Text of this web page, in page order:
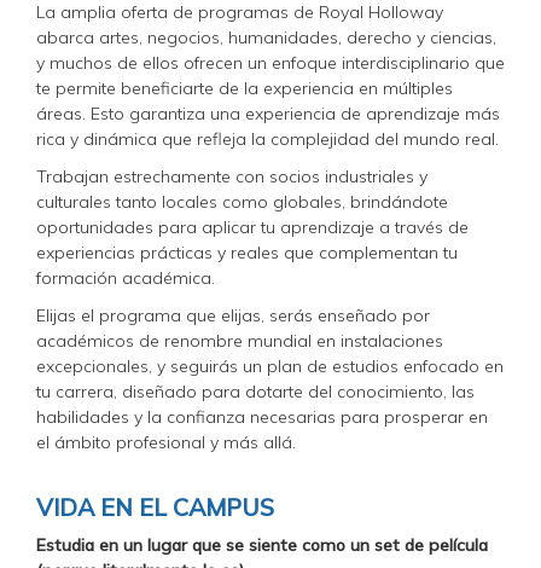
La amplia oferta de programas de Royal Holloway
abarca artes, negocios, humanidades, derecho y ciencias,
y muchos de ellos ofrecen un enfoque interdisciplinario que
te permite beneficiarte de la experiencia en múltiples
áreas. Esto garantiza una experiencia de aprendizaje más
rica y dinámica que refleja la complejidad del mundo real.
Trabajan estrechamente con socios industriales y
culturales tanto locales como globales, brindándote
oportunidades para aplicar tu aprendizaje a través de
experiencias prácticas y reales que complementan tu
formación académica.
Elijas el programa que elijas, serás enseñado por
académicos de renombre mundial en instalaciones
excepcionales, y seguirás un plan de estudios enfocado en
tu carrera, diseñado para dotarte del conocimiento, las
habilidades y la confianza necesarias para prosperar en
el ámbito profesional y más allá.
VIDA EN EL CAMPUS
Estudia en un lugar que se siente como un set de película